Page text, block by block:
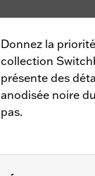
Donnez la
collection
présente des
anodisée noire
pas.